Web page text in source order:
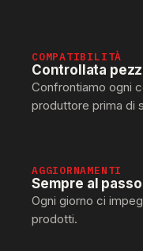
COMPATIBILITÀ
Controllata
Confrontiamo ogni
produttore prima di
AGGIORNAMENTI
Sempre al
Ogni giorno ci
prodotti.